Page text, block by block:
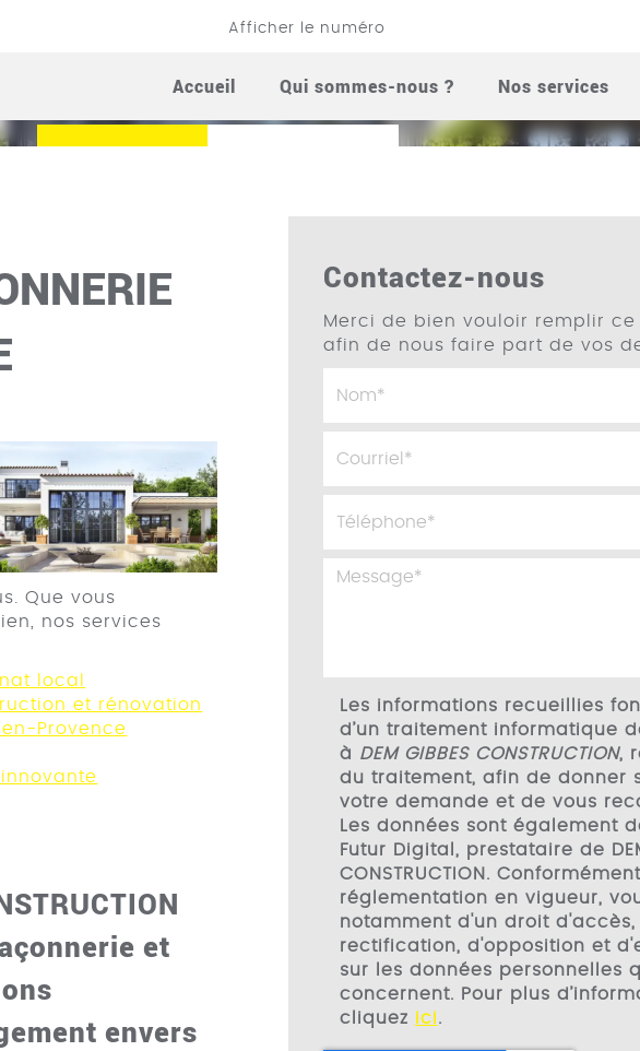
Afficher le numéro
Accueil Qui sommes-nous ? Nos services
AIX-EN-
Appelez-nous
Que vous
nos services
local
et rénovation
Provence
et
envers
Contactez-nous
Merci de bien vouloir remplir
afin de nous faire part de vos
Les informations recueillies
d’un traitement informatique
à DEM GIBBES CONSTRUCTION,
du traitement, afin de donner
votre demande et de vous
Les données sont également
Futur Digital, prestataire de
CONSTRUCTION.
réglementation en vigueur,
notamment d'un droit d'accès,
rectification, d'opposition et
sur les données personnelles
concernent. Pour plus
cliquez ici.